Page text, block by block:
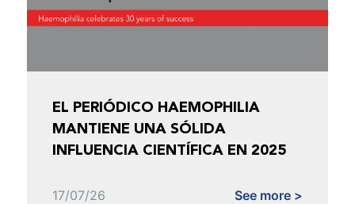
EL PERIÓDICO HAEMOPHILIA
MANTIENE UNA SÓLIDA
INFLUENCIA CIENTÍFICA EN 2025
17/07/26 See more >